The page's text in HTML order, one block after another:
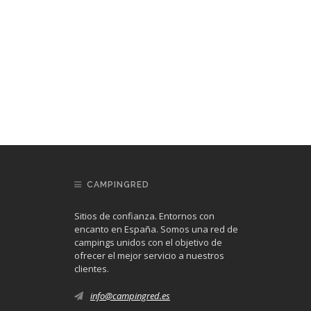
CAMPINGRED
Sitios de confianza. Entornos con
encanto en España. Somos una red de
campings unidos con el objetivo de
ofrecer el mejor servicio a nuestros
clientes.
info@campingred.es